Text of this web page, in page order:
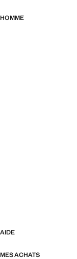
HOMME
AIDE
MES ACHATS